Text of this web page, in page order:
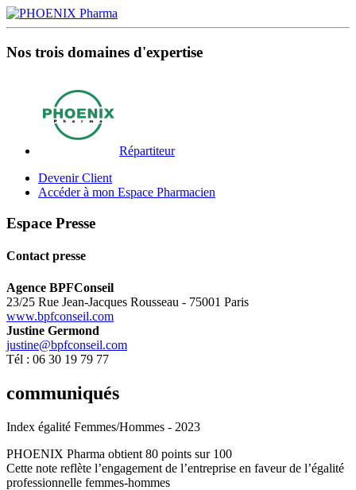
Nos trois domaines d'expertise
Répartiteur
Devenir Client
Accéder à mon Espace Pharmacien
Espace Presse
Contact presse
Agence BPFConseil
23/25 Rue Jean-Jacques Rousseau - 75001 Paris
www.bpfconseil.com
Justine Germond
justine@bpfconseil.com
Tél : 06 30 19 79 77
communiqués
Index égalité Femmes/Hommes - 2023
PHOENIX Pharma obtient 80 points sur 100
Cette note reflète l’engagement de l’entreprise en faveur de l’égalité
professionnelle femmes-hommes